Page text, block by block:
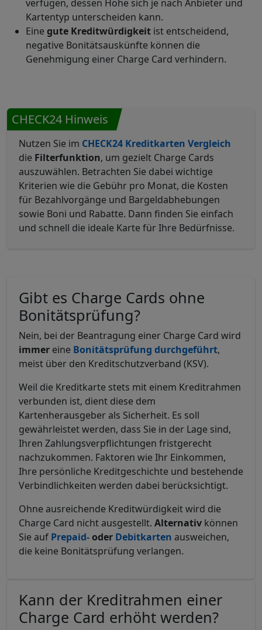
verfügen, dessen Höhe sich je nach Anbieter und
Kartentyp unterscheiden kann.
Eine gute Kreditwürdigkeit ist entscheidend,
negative Bonitätsauskünfte können die
Genehmigung einer Charge Card verhindern.
CHECK24 Hinweis
Nutzen Sie im CHECK24 Kreditkarten Vergleich
die Filterfunktion, um gezielt Charge Cards
auszuwählen. Betrachten Sie dabei wichtige
Kriterien wie die Gebühr pro Monat, die Kosten
für Bezahlvorgänge und Bargeldabhebungen
sowie Boni und Rabatte. Dann finden Sie einfach
und schnell die ideale Karte für Ihre Bedürfnisse.
Gibt es Charge Cards ohne
Bonitätsprüfung?
Nein, bei der Beantragung einer Charge Card wird
immer eine Bonitätsprüfung durchgeführt,
meist über den Kreditschutzverband (KSV).
Weil die Kreditkarte stets mit einem Kreditrahmen
verbunden ist, dient diese dem
Kartenherausgeber als Sicherheit. Es soll
gewährleistet werden, dass Sie in der Lage sind,
Ihren Zahlungsverpflichtungen fristgerecht
nachzukommen. Faktoren wie Ihr Einkommen,
Ihre persönliche Kreditgeschichte und bestehende
Verbindlichkeiten werden dabei berücksichtigt.
Ohne ausreichende Kreditwürdigkeit wird die
Charge Card nicht ausgestellt. Alternativ können
Sie auf Prepaid-oder Debitkarten ausweichen,
die keine Bonitätsprüfung verlangen.
Kann der Kreditrahmen einer
Charge Card erhöht werden?